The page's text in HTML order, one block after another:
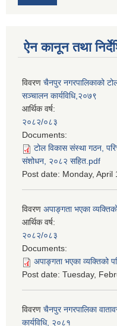
ऐन कानून तथा
विवरण चैनपुर नगरपालिकाको
सञ्चालन कार्यविधि,२०७९
आर्थिक वर्ष:
२०८२/०८३
Documents:
टोल विकास संस्था गठन,
संशोधन, २०८२ सहित.pdf
Post date: Monday, April
विवरण अपाङ्गता भएका
आर्थिक वर्ष:
२०८२/०८३
Documents:
अपाङ्गता भएका व्यक्तिको
Post date: Tuesday,
विवरण चैनपुर नगरपालिका
कार्यविधि, २०८१